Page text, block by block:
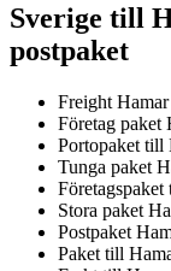
Sverige till
postpaket
Freight Hamar
Företag paket
Portopaket till
Tunga paket
Stora paket
Postpaket
Paket till